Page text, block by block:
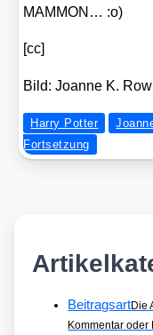
MAMMON… :o)
[cc]
Bild: Joan­ne K.
Harry Potter
Fortsetzung
BeitragsartDie
Kommentar oder